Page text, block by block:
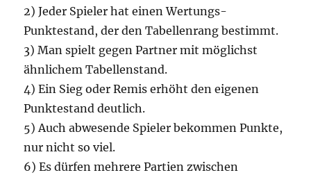
2) Jeder Spieler hat einen Wertungs-
Punktestand, der den Tabellenrang bestimmt.
3) Man spielt gegen Partner mit möglichst
ähnlichem Tabellenstand.
4) Ein Sieg oder Remis erhöht den eigenen
Punktestand deutlich.
5) Auch abwesende Spieler bekommen Punkte,
nur nicht so viel.
6) Es dürfen mehrere Partien zwischen